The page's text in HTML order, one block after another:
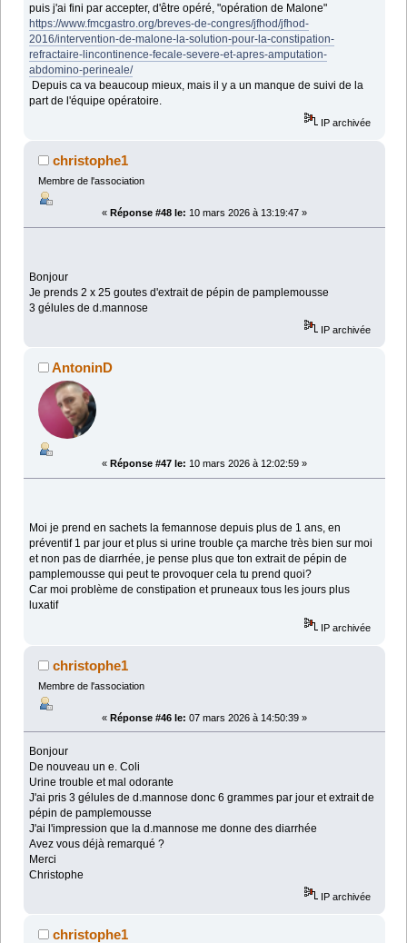
puis j'ai fini par accepter, d'être opéré, "opération de Malone"
https://www.fmcgastro.org/breves-de-congres/jfhod/jfhod-
2016/intervention-de-malone-la-solution-pour-la-constipation-
refractaire-lincontinence-fecale-severe-et-apres-amputation-
abdomino-perineale/
Depuis ca va beaucoup mieux, mais il y a un manque de suivi de la
part de l'équipe opératoire.
IP archivée
christophe1
Membre de l'association
« Réponse #48 le: 10 mars 2026 à 13:19:47 »
Bonjour
Je prends 2 x 25 goutes d'extrait de pépin de pamplemousse
3 gélules de d.mannose
IP archivée
AntoninD
« Réponse #47 le: 10 mars 2026 à 12:02:59 »
Moi je prend en sachets la femannose depuis plus de 1 ans, en
préventif 1 par jour et plus si urine trouble ça marche très bien sur moi
et non pas de diarrhée, je pense plus que ton extrait de pépin de
pamplemousse qui peut te provoquer cela tu prend quoi?
Car moi problème de constipation et pruneaux tous les jours plus
luxatif
IP archivée
christophe1
Membre de l'association
« Réponse #46 le: 07 mars 2026 à 14:50:39 »
Bonjour
De nouveau un e. Coli
Urine trouble et mal odorante
J'ai pris 3 gélules de d.mannose donc 6 grammes par jour et extrait de
pépin de pamplemousse
J'ai l'impression que la d.mannose me donne des diarrhée
Avez vous déjà remarqué ?
Merci
Christophe
IP archivée
christophe1